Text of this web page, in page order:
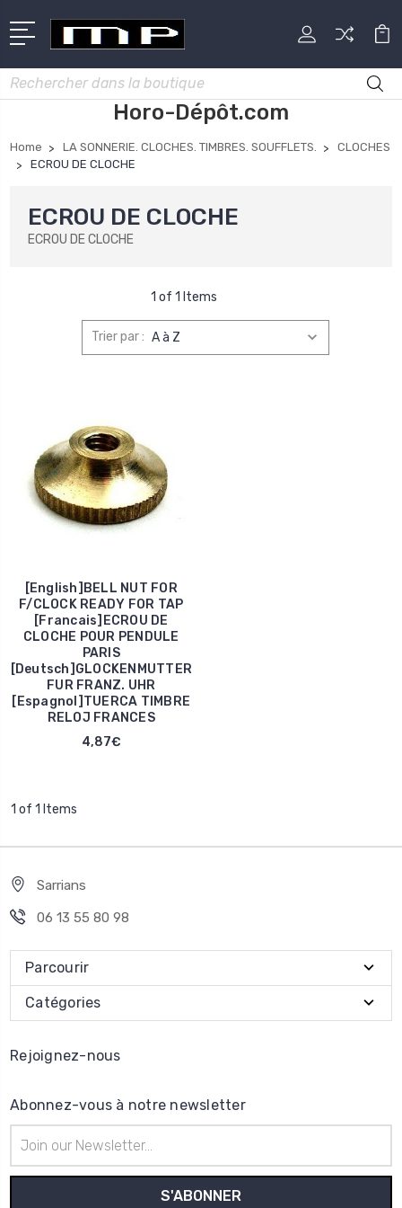
Rechercher
Horo-Dépôt.com
Home LA SONNERIE. CLOCHES. TIMBRES. SOUFFLETS.
CLOCHES
ECROU DE CLOCHE
ECROU DE CLOCHE
ECROU DE CLOCHE
1 of 1 Items
Trier par :
[English]BELL NUT FOR
F/CLOCK READY FOR TAP
[Francais]ECROU DE
CLOCHE POUR PENDULE
PARIS
[Deutsch]GLOCKENMUTTER
FUR FRANZ. UHR
[Espagnol]TUERCA TIMBRE
RELOJ FRANCES
4,87€
1 of 1 Items
Sarrians
06 13 55 80 98
Parcourir
Catégories
Rejoignez-nous
Abonnez-vous à notre newsletter
e-
mail